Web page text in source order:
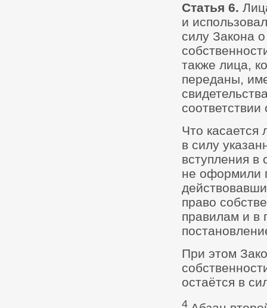
Статья 6.
и
силу Закона
также лица,
переданы,
Что касается
в силу
вступления в
не оформили
право
правилам и в
При этом
остаётся в
4